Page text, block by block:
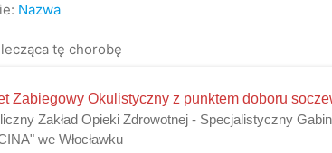
Nazwa
tę chorobę
Zabiegowy Okulistyczny z punktem doboru
Zakład Opieki Zdrowotnej - Specjalistyczny
we Włocławku